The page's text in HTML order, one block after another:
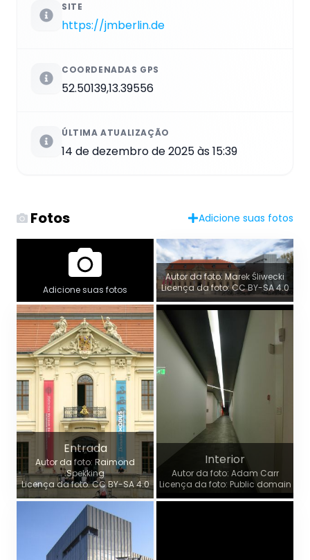
SITE
https://jmberlin.de
COORDENADAS GPS
52.50139,13.39556
ÚLTIMA ATUALIZAÇÃO
14 de dezembro de 2025 às 15:39
Fotos Adicione suas fotos
Adicione suas fotos
Autor da foto: Marek Śliwecki
Licença da foto: CC BY-SA 4.0
Entrada
Autor da foto: Raimond
Spekking
Licença da foto: CC BY-SA 4.0
Interior
Autor da foto: Adam Carr
Licença da foto: Public domain